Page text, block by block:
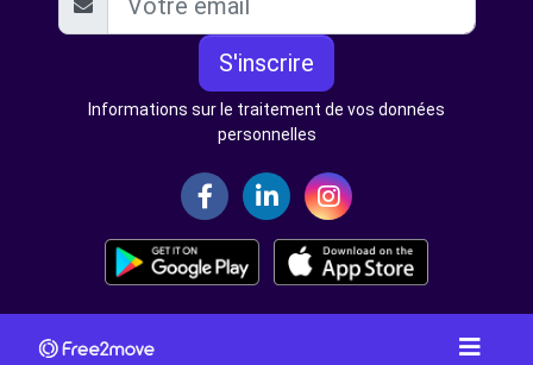
S'inscrire
Informations sur le traitement de vos données
personnelles